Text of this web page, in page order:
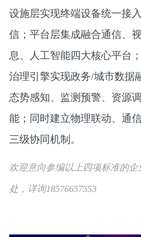
设施层实现终端设备统一接
信；平台层集成融合通信、
息、人工智能四大核心平台
治理引擎实现政务/城市数据
态势感知、监测预警、资源
能；同时建立物理联动、通
三级协同机制。
欢迎意向参编以上四项标准的
处，详询18576657553